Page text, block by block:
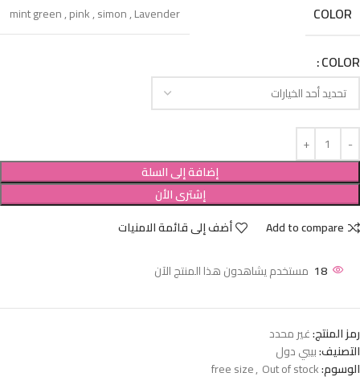
COLOR
mint green,pink,simon,Lavender
COLOR
إضافة إلى السلة
إشترى الأن
Add to compare
أضف إلى قائمة الامنيات
18 مستخدم يشاهدون هذا المنتج الآن
رمز المنتج:غير محدد
التصنيف:بيبي دول
الوسوم:
free size, Out of stock